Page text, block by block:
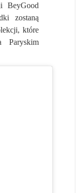
BeyGood
zostaną
które
Paryskim